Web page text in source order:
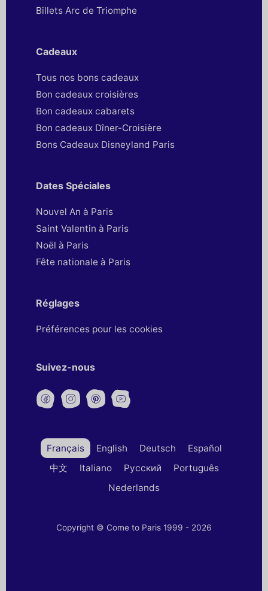
Billets Arc de Triomphe
Cadeaux
Tous nos bons cadeaux
Bon cadeaux croisières
Bon cadeaux cabarets
Bon cadeaux Dîner-Croisière
Bons Cadeaux Disneyland Paris
Dates Spéciales
Nouvel An à Paris
Saint Valentin à Paris
Noël à Paris
Fête nationale à Paris
Réglages
Préférences pour les cookies
Suivez-nous
Français English Deutsch
Español
中文
Italiano Русский
Português
Nederlands
Copyright © Come to Paris 1999 - 2026